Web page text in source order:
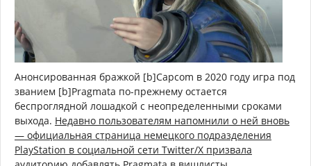
Анонсированная бражкой [b]Capcom в 2020 году игра под
званием [b]Pragmata по-прежнему остается
беспроглядной лошадкой с неопределенными сроками
выхода. Недавно пользователям напомнили о ней вновь
— официальная страница немецкого подразделения
PlayStation в социальной сети Twitter/X призвала